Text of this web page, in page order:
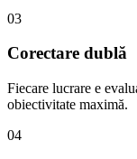
03
Corectare dublă
Fiecare lucrare e
obiectivitate maximă.
04